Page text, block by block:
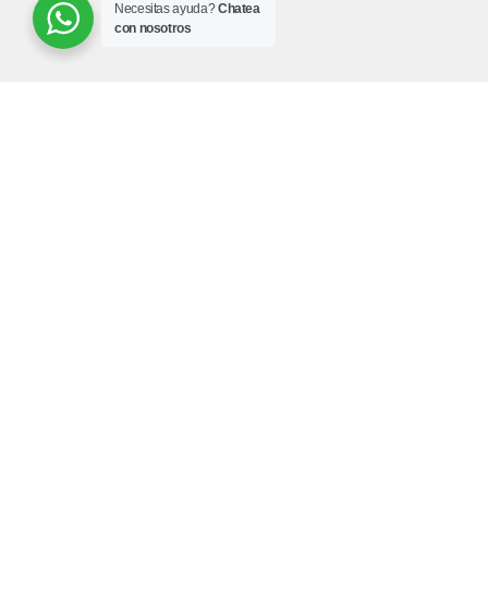
Necesitas ayuda?Chatea
con nosotros